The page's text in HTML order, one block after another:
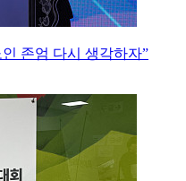
존엄 다시 생각하자”